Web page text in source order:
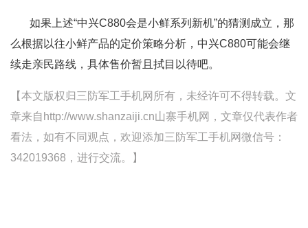
如果上述“中兴C880会是小鲜系列新机”的猜测成立，那
么根据以往小鲜产品的定价策略分析，中兴C880可能会继
续走亲民路线，具体售价暂且拭目以待吧。
【本文版权归三防军工手机网所有，未经许可不得转载。文
章来自http://www.shanzaiji.cn山寨手机网，文章仅代表作者
看法，如有不同观点，欢迎添加三防军工手机网微信号：
342019368，进行交流。】